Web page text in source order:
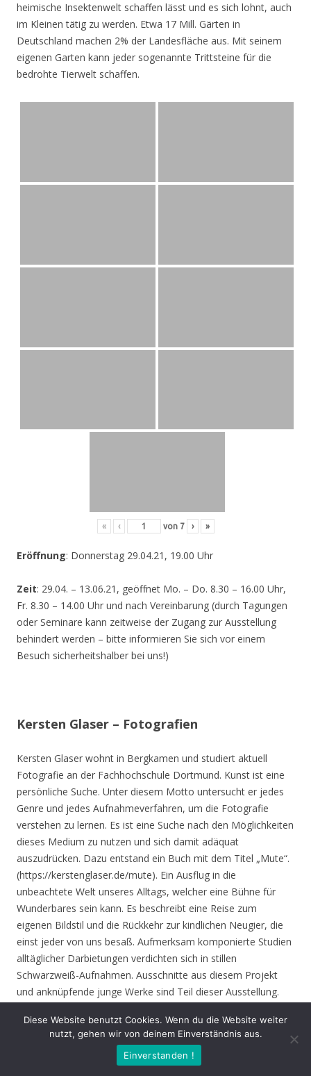
heimische Insektenwelt schaffen lässt und es sich lohnt, auch
im Kleinen tätig zu werden. Etwa 17 Mill. Gärten in
Deutschland machen 2% der Landesfläche aus. Mit seinem
eigenen Garten kann jeder sogenannte Trittsteine für die
bedrohte Tierwelt schaffen.
« ‹ von 7 › »
Eröffnung: Donnerstag 29.04.21, 19.00 Uhr
Zeit: 29.04. – 13.06.21, geöffnet Mo. – Do. 8.30 – 16.00 Uhr,
Fr. 8.30 – 14.00 Uhr und nach Vereinbarung (durch Tagungen
oder Seminare kann zeitweise der Zugang zur Ausstellung
behindert werden – bitte informieren Sie sich vor einem
Besuch sicherheitshalber bei uns!)
Kersten Glaser – Fotografien
Kersten Glaser wohnt in Bergkamen und studiert aktuell
Fotografie an der Fachhochschule Dortmund. Kunst ist eine
persönliche Suche. Unter diesem Motto untersucht er jedes
Genre und jedes Aufnahmeverfahren, um die Fotografie
verstehen zu lernen. Es ist eine Suche nach den Möglichkeiten
dieses Medium zu nutzen und sich damit adäquat
auszudrücken. Dazu entstand ein Buch mit dem Titel „Mute“.
(https://kerstenglaser.de/mute). Ein Ausflug in die
unbeachtete Welt unseres Alltags, welcher eine Bühne für
Wunderbares sein kann. Es beschreibt eine Reise zum
eigenen Bildstil und die Rückkehr zur kindlichen Neugier, die
einst jeder von uns besaß. Aufmerksam komponierte Studien
alltäglicher Darbietungen verdichten sich in stillen
Schwarzweiß-Aufnahmen. Ausschnitte aus diesem Projekt
und anknüpfende junge Werke sind Teil dieser Ausstellung.
Eröffnung: Donnerstag 17.06.21, 19.00 Uhr
: 17.06. – 01.08.21, geöffnet Mo. – Do. 8.30 – 16.00 Uhr,
Diese Website benutzt Cookies. Wenn du die Website weiter
nutzt, gehen wir von deinem Einverständnis aus.
Einverstanden !